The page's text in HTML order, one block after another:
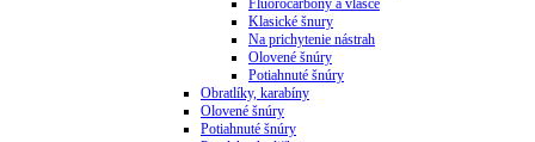
Fluorocarbony a vlasce
Klasické šnury
Na prichytenie nástrah
Olovené šnúry
Potiahnuté šnúry
Obratlíky, karabíny
Olovené šnúry
Potiahnuté šnúry